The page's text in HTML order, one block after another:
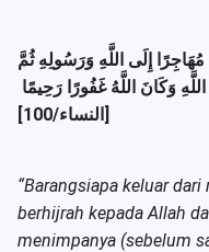
إِلَى اللَّهِ وَرَسُولِهِ ثُمَّ
وَكَانَ اللَّهُ غَفُورًا رَحِيمًا
[النساء/100]
“Barangsiapa keluar
berhijrah kepada Allah
menimpanya (sebelum